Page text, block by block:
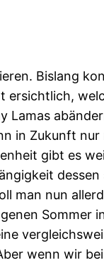
Bislang
ersichtlich,
Lamas
in Zukunft
gibt es
man nun
Sommer
wenn wir